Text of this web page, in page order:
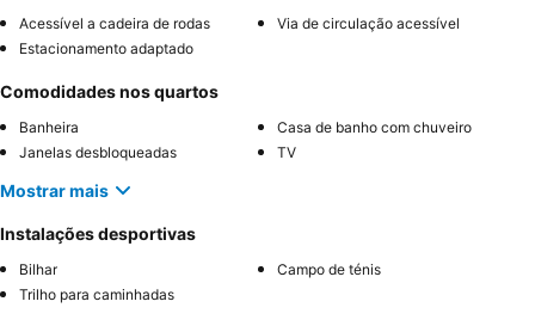
Acessível a cadeira de rodas
Via de circulação acessível
Estacionamento adaptado
Comodidades nos quartos
Banheira
Casa de banho com chuveiro
Janelas desbloqueadas
TV
Mostrar mais
Instalações desportivas
Bilhar
Campo de ténis
Trilho para caminhadas